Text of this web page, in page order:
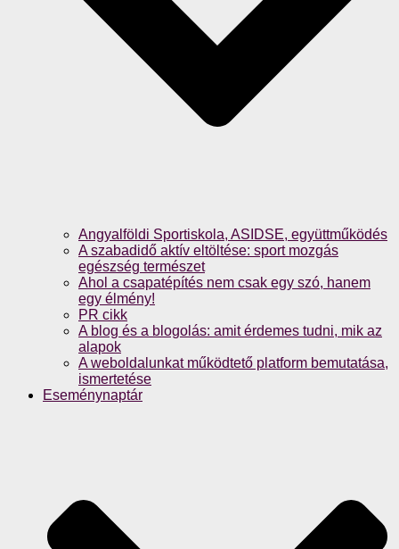
Angyalföldi Sportiskola, ASIDSE, együttműködés
A szabadidő aktív eltöltése: sport mozgás
egészség természet
Ahol a csapatépítés nem csak egy szó, hanem
egy élmény!
PR cikk
A blog és a blogolás: amit érdemes tudni, mik az
alapok
A weboldalunkat működtető platform bemutatása,
ismertetése
Eseménynaptár